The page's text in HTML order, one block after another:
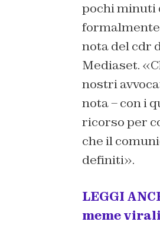
pochi minuti
formalmente
nota del cdr
Mediaset.
nostri
nota – con i
ricorso per
che il
definiti».
LEGGI
meme